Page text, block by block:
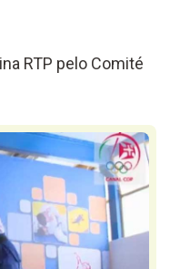
RTP pelo Comité